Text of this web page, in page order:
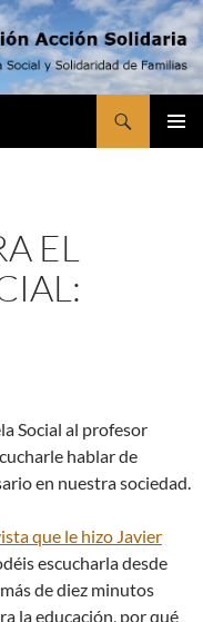
EL
Social al profesor
hablar de
en nuestra sociedad.
que le hizo Javier
escucharla desde
de diez minutos
la educación, por qué